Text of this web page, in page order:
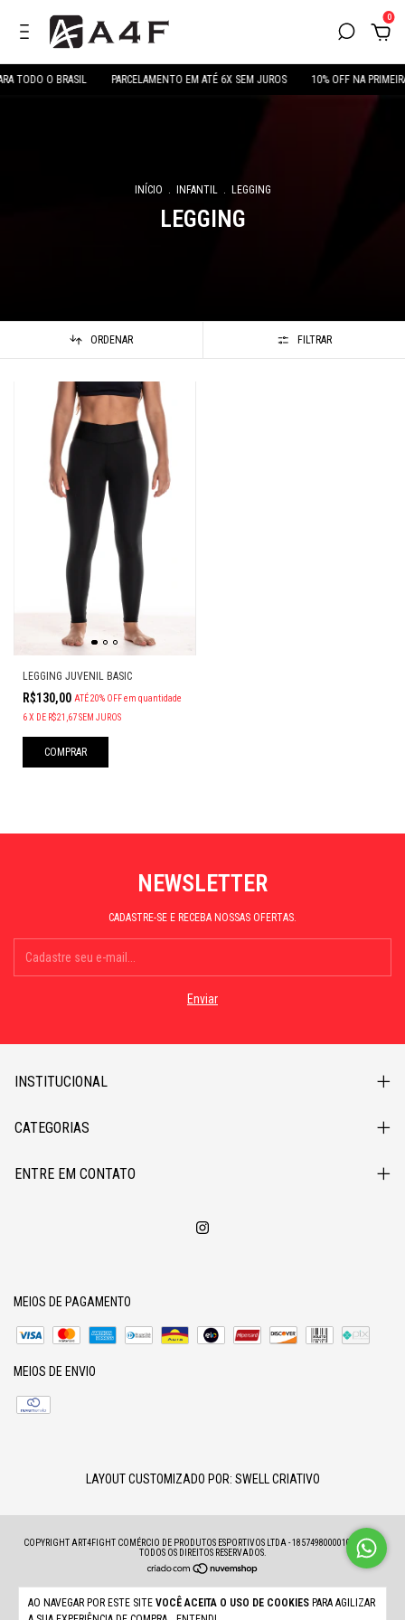
0
TODO O BRASIL PARCELAMENTO EM ATÉ 6X SEM JUROS 10% OFF NA
AO NAVEGAR POR ESTE SITE VOCÊ ACEITA O USO DE COOKIES PARA AGILIZAR
INÍCIO . INFANTIL . LEGGING
LEGGING
ORDENAR FILTRAR
LEGGING JUVENIL BASIC
R$130,00 ATÉ 20% OFFem quantidade
6X DE R$21,67SEM JUROS
COMPRAR
NEWSLETTER
CADASTRE-SE E RECEBA NOSSAS OFERTAS.
INSTITUCIONAL
CATEGORIAS
ENTRE EM CONTATO
MEIOS DE PAGAMENTO
MEIOS DE ENVIO
LAYOUT CUSTOMIZADO POR: SWELL CRIATIVO
COPYRIGHT ART4FIGHT COMÉRCIO DE PRODUTOS ESPORTIVOS LTDA - 18574980000100 - 2026.
TODOS OS DIREITOS RESERVADOS.